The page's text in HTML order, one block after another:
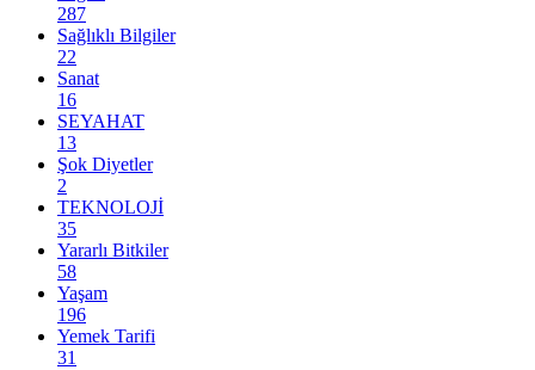
287
Sağlıklı Bilgiler
22
Sanat
16
SEYAHAT
13
Şok Diyetler
2
TEKNOLOJİ
35
Yararlı Bitkiler
58
Yaşam
196
Yemek Tarifi
31